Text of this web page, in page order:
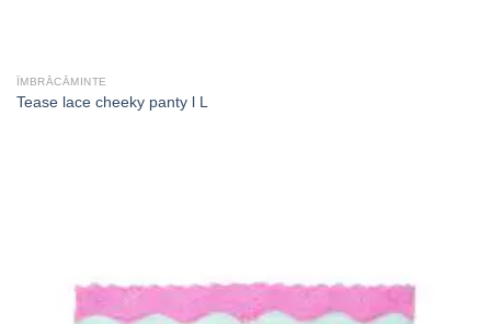
ÎMBRĂCĂMINTE
Tease lace cheeky panty l L